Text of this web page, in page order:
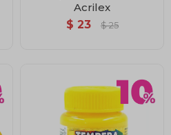
Acrilex
$ 23 $ 25